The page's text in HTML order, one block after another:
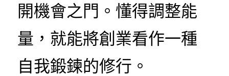
開機會之門。懂得調整能
量，就能將創業看作一種
自我鍛鍊的修行。